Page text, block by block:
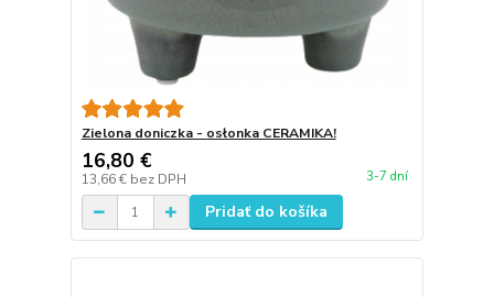
Zielona doniczka - osłonka CERAMIKA!
16,80 €
13,66 € bez DPH 3-7 dní
Pridať do košíka